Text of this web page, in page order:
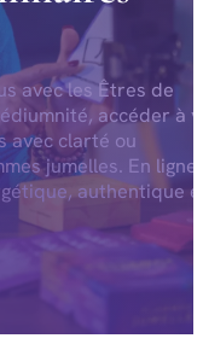
avec les Êtres de
accéder à
avec clarté ou
jumelles. En ligne
authentique